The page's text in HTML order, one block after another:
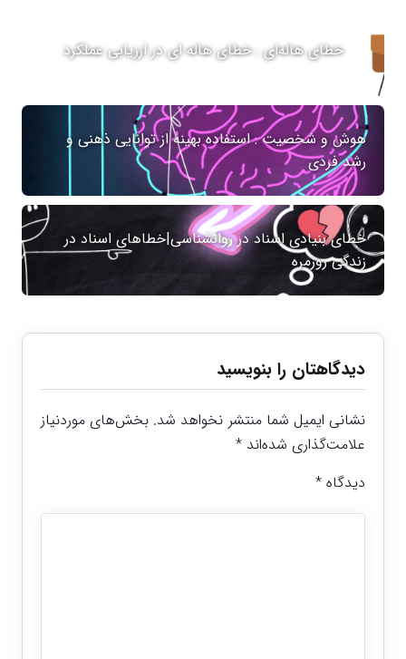
خطای هاله‌ای : خطای هاله ای در ارزیابی عملکرد
هوش و شخصیت : استفاده بهینه از توانایی ذهنی و
رشد فردی
خطای بنیادی اسناد در روانشناسی|خطاهای اسناد در
زندگی روزمره
دیدگاهتان را بنویسید
نشانی ایمیل شما منتشر نخواهد شد. بخش‌های موردنیاز
علامت‌گذاری شده‌اند*
دیدگاه*